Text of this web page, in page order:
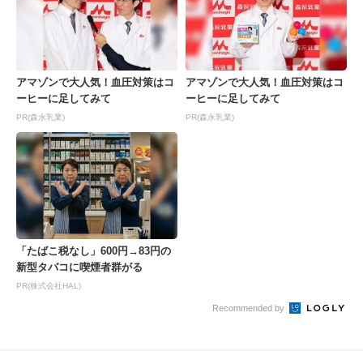
アマゾンで大人気！血圧対策はコ
ーヒーに足してみて
PR(森永乳業)
アマゾンで大人気！血圧対策はコ
ーヒーに足してみて
PR(森永乳業)
「たばこ税なし」600円→83円の
新型タバコに喫煙者群がる
PR(株式会社HAL)
Recommended by